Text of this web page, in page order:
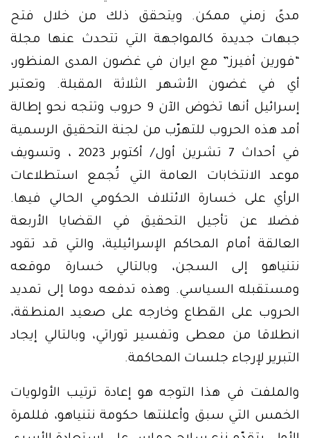
مدىً زمني ممكن. ويتحقق ذلك من خلال فتح
جبهات جديدة كالمواجهة التي تتحدث عنها مجلة
“فورين أفيرز” مع ايران في غضون المدى المنظور،
أي في غضون الأشهر الثلاثة المقبلة. وتعتبر
إسرائيل أنها تخوض الآن 9 حروب وتتجه نحو إطالة
أمد هذه الحروب للتهرّب من لجنة التحقيق الرسمية
في أحداث 7 تشرين أول/ أكتوبر 2023 ، وتسويف
موعد الانتخابات العامة التي تُجمع استطلاعات
الرأي على خسارة الائتلاف الحكومي الحالي فيها.
فضلا عن تأجيل التحقيق في القضايا الأربعة
العالقة أمام المحاكم الإسرائيلية، والتي قد تقود
نتنياهو إلى السجن، وبالتالي خسارة موقعه
ومستقبله السياسي. وهذه تدفعه دوما إلى تمديد
الحروب على القطاع وخارجه على صعيد المنطقة،
انطلاقا من معطى وتفسير توراتي، وبالتالي إيجاد
التبرير لإرجاء جلسات المحاكمة.
والملفت في هذا التوجه هو إعادة ترتيب الأولويات
الخمس التي سبق وأعلنتها حكومة نتنياهو، فللمرة